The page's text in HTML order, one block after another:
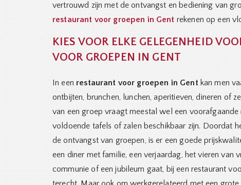
vertrouwd zijn met de ontvangst en bediening van
restaurant voor groepen in Gent rekenen op een
KIES VOOR ELKE GELEGENHEID
VOOR GROEPEN IN GENT
In een restaurant voor groepen in Gentkan men
ontbijten, brunchen, lunchen, aperitieven, dineren of
van een groep vraagt meestal wel een voorafgaande
voldoende tafels of zalen beschikbaar zijn. Doordat
de ontvangst van groepen, is er een goede
een diner met familie, een verjaardag, het vieren van
communie of een jubileum gaat, bij een restaurant